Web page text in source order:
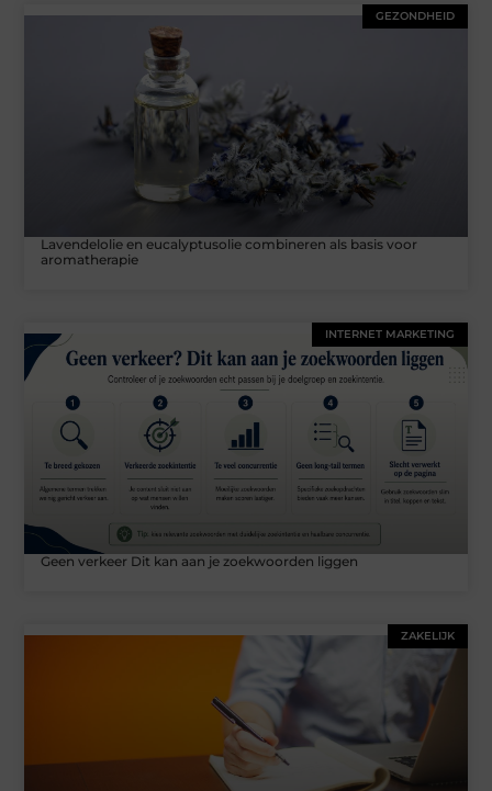
GEZONDHEID
Lavendelolie en eucalyptusolie combineren als basis voor
aromatherapie
INTERNET MARKETING
Geen verkeer Dit kan aan je zoekwoorden liggen
ZAKELIJK